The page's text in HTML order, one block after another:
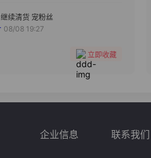
继续清货 宠粉丝
08/08 19:27
立即收藏
企业信息 联系我们